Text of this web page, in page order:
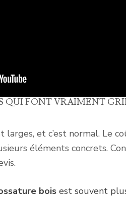
QUI FONT VRAIMENT
larges, et c’est normal. Le
éléments concrets.
bois est souvent